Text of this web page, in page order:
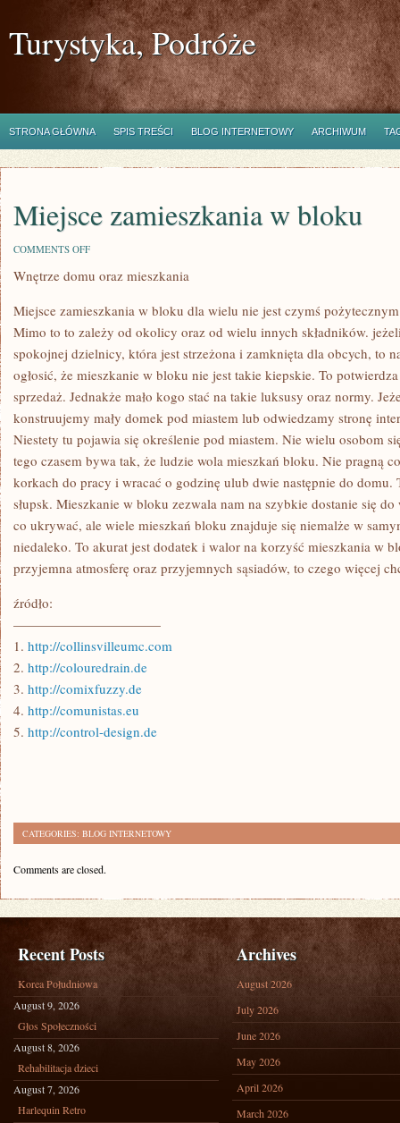
Turystyka, Podróże
STRONA GŁÓWNA SPIS TREŚCI BLOG INTERNETOWY ARCHIWUM
Miejsce zamieszkania w bloku
COMMENTS OFFON
ZAMIESZKANIA
Wnętrze domu oraz mieszkania
Miejsce zamieszkania w bloku dla wielu nie jest czymś
Mimo to to zależy od okolicy oraz od wielu innych składników.
spokojnej dzielnicy, która jest strzeżona i zamknięta dla obcych, to
ogłosić, że mieszkanie w bloku nie jest takie kiepskie. To
sprzedaż. Jednakże mało kogo stać na takie luksusy oraz normy.
konstruujemy mały domek pod miastem lub odwiedzamy stronę
Niestety tu pojawia się określenie pod miastem. Nie wielu osobom
tego czasem bywa tak, że ludzie wola mieszkań bloku. Nie pragną
korkach do pracy i wracać o godzinę ulub dwie następnie do domu.
słupsk. Mieszkanie w bloku zezwala nam na szybkie dostanie się
co ukrywać, ale wiele mieszkań bloku znajduje się niemalże w
niedaleko. To akurat jest dodatek i walor na korzyść mieszkania w
przyjemna atmosferę oraz przyjemnych sąsiadów, to czego więcej
źródło:
———————————
1. http://collinsvilleumc.com
2. http://colouredrain.de
3. http://comixfuzzy.de
4. http://comunistas.eu
5. http://control-design.de
CATEGORIES: BLOG INTERNETOWY
Comments are closed.
Recent Posts
Korea Południowa
August 9, 2026
Głos Społeczności
August 8, 2026
Rehabilitacja dzieci
August 7, 2026
Harlequin Retro
Archives
August 2026
July 2026
June 2026
May 2026
April 2026
March 2026